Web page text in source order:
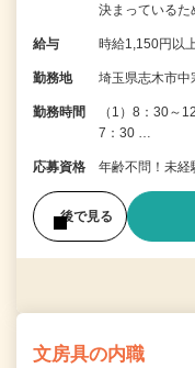
決まっているた
給与 時給1,150円以
勤務地 埼玉県志木市中
勤務時間
（1）8：30～
7：30 …
応募資格 年齢不問！未経
後で見る
文房具の内職